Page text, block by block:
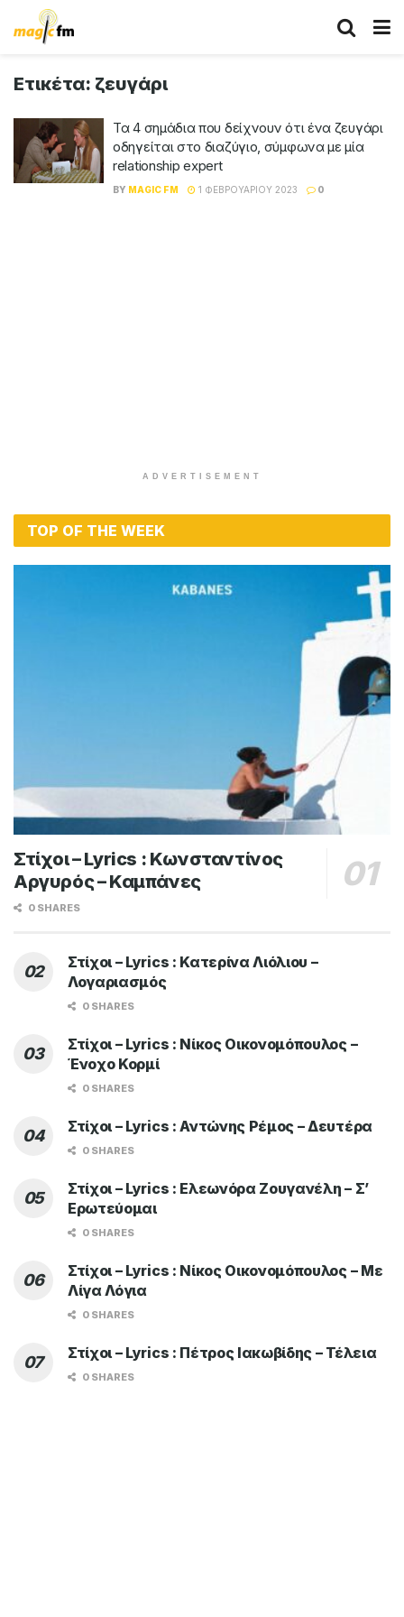
Ετικέτα: ζευγάρι
Τα 4 σημάδια που δείχνουν ότι ένα ζευγάρι
οδηγείται στο διαζύγιο, σύμφωνα με μία
relationship expert
BY MAGIC FM 1 ΦΕΒΡΟΥΑΡΊΟΥ 2023 0
ADVERTISEMENT
TOP OF THE WEEK
Στίχοι – Lyrics : Κωνσταντίνος
Αργυρός – Καμπάνες
0 SHARES
Στίχοι – Lyrics : Κατερίνα Λιόλιου –
Λογαριασμός
0 SHARES
Στίχοι – Lyrics : Νίκος Οικονομόπουλος –
Ένοχο Κορμί
0 SHARES
Στίχοι – Lyrics : Αντώνης Ρέμος – Δευτέρα
0 SHARES
Στίχοι – Lyrics : Ελεωνόρα Ζουγανέλη – Σ’
Ερωτεύομαι
0 SHARES
Στίχοι – Lyrics : Νίκος Οικονομόπουλος – Με
Λίγα Λόγια
0 SHARES
Στίχοι – Lyrics : Πέτρος Ιακωβίδης – Τέλεια
0 SHARES